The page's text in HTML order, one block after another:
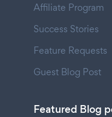
Affiliate Program
Success Stories
Feature Requests
Guest Blog Post
Featured Blog